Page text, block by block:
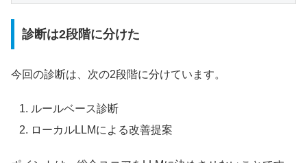
診断は2段階に分けた
今回の診断は、次の2段階に分けています。
ルールベース診断
ローカルLLMによる改善提案